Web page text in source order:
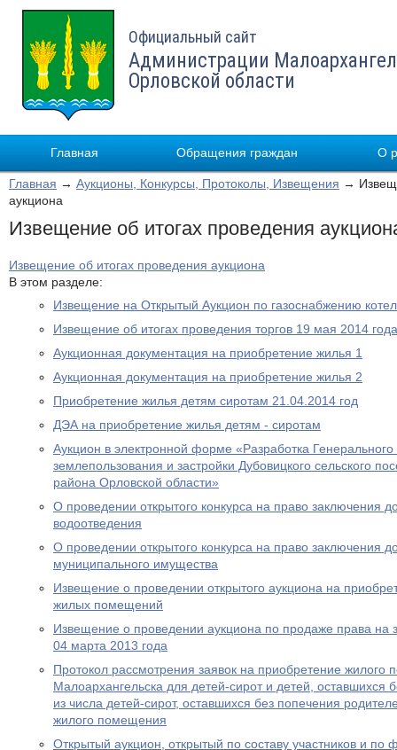
Официальный сайт
Администрации
Орловской области
Главная Обращения граждан О
Главная → Аукционы, Конкурсы, Протоколы, Извещения →
аукциона
Извещение об итогах проведения
Извещение об итогах проведения аукциона
В этом разделе:
Извещение на Открытый Аукцион по газоснабжению
Извещение об итогах проведения торгов 19 мая 2014 года
Аукционная документация на приобретение жилья 1
Аукционная документация на приобретение жилья 2
Приобретение жилья детям сиротам 21.04.2014 год
ДЭА на приобретение жилья детям - сиротам
Аукцион в электронной форме «Разработка
землепользования и застройки Дубовицкого сельского
района Орловской области»
О проведении открытого конкурса на право заключения
водоотведения
О проведении открытого конкурса на право заключения
муниципального имущества
Извещение о проведении открытого аукциона на
жилых помещений
Извещение о проведении аукциона по продаже права на
04 марта 2013 года
Протокол рассмотрения заявок на приобретение жилого
Малоархангельска для детей-сирот и детей, оставшихся
из числа детей-сирот, оставшихся без попечения
жилого помещения
Открытый аукцион, открытый по составу участников и